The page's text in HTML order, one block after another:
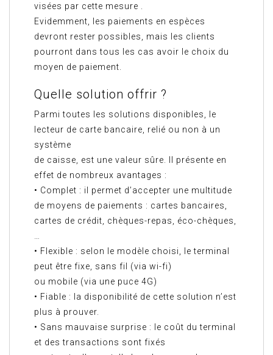
visées par cette mesure .
Evidemment, les paiements en espèces
devront rester possibles, mais les clients
pourront dans tous les cas avoir le choix du
moyen de paiement.
Quelle solution offrir ?
Parmi toutes les solutions disponibles, le
lecteur de carte bancaire, relié ou non à un
système
de caisse, est une valeur sûre. Il présente en
effet de nombreux avantages :
• Complet : il permet d’accepter une multitude
de moyens de paiements : cartes bancaires,
cartes de crédit, chèques-repas, éco-chèques,
• Flexible : selon le modèle choisi, le terminal
peut être fixe, sans fil (via wi-fi)
ou mobile (via une puce 4G)
• Fiable : la disponibilité de cette solution n’est
plus à prouver.
• Sans mauvaise surprise : le coût du terminal
et des transactions sont fixés